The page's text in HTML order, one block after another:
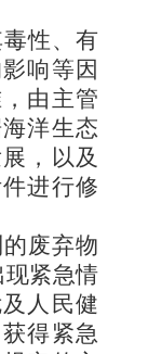
性、有
响等因
由主管
洋生态
，以及
进行修
废弃物
紧急情
人民健
得紧急